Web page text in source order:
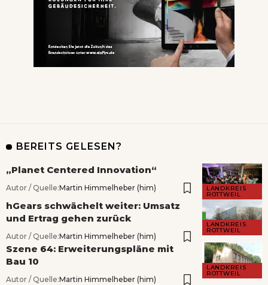
BEREITS GELESEN?
LANDKREIS
ROTTWEIL
„Planet Centered Innovation“
Autor / Quelle:Martin Himmelheber (him)
LANDKREIS
ROTTWEIL
hGears schwächelt weiter: Umsatz
und Ertrag gehen zurück
Autor / Quelle:Martin Himmelheber (him)
LANDKREIS
ROTTWEIL
Szene 64: Erweiterungspläne mit
Bau 10
Autor / Quelle:Martin Himmelheber (him)